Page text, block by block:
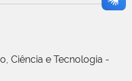
Ciência e Tecnologia -